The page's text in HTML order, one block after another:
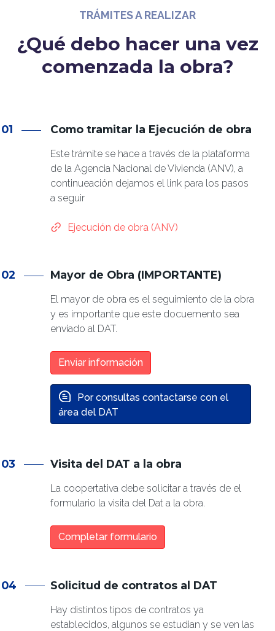
TRÁMITES A REALIZAR
¿Qué debo hacer una vez
comenzada la obra?
01 Como tramitar la Ejecución de obra
Este trámite se hace a través de la plataforma
de la Agencia Nacional de Vivienda (ANV), a
continueación dejamos el link para los pasos
a seguir
Ejecución de obra (ANV)
02 Mayor de Obra (IMPORTANTE)
El mayor de obra es el seguimiento de la obra
y es importante que este docuemento sea
enviado al DAT.
Enviar información
Por consultas contactarse con el
área del DAT
03 Visita del DAT a la obra
La coopertativa debe solicitar a través de el
formulario la visita del Dat a la obra.
Completar formulario
04 Solicitud de contratos al DAT
Hay distintos tipos de contratos ya
establecidos, algunos se estudian y se ven las